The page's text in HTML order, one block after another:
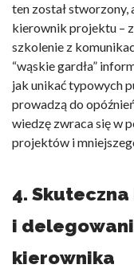
ten został stworzony,
kierownik projektu –
szkolenie z
“wąskie gardła”
jak unikać typowych
prowadzą do
wiedzę zwraca się w
projektów i
4.
i
kierownika